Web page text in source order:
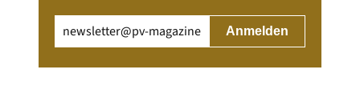
(erforderlich)